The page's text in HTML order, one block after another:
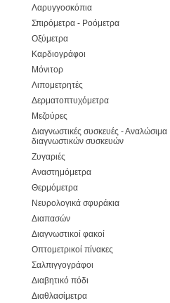
Λαρυγγοσκόπια
Σπιρόμετρα - Ροόμετρα
Οξύμετρα
Καρδιογράφοι
Μόνιτορ
Λιπομετρητές
Δερματοπτυχόμετρα
Μεζούρες
Διαγνωστικές συσκευές - Αναλώσιμα
διαγνωστικών συσκευών
Ζυγαριές
Αναστημόμετρα
Θερμόμετρα
Νευρολογικά σφυράκια
Διαπασών
Διαγνωστικοί φακοί
Οπτομετρικοί πίνακες
Σαλπιγγογράφοι
Διαβητικό πόδι
Διαθλασίμετρα